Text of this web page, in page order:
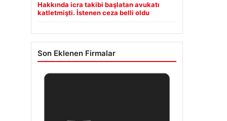
Hakkında icra takibi başlatan avukatı
katletmişti. İstenen ceza belli oldu
Son Eklenen Firmalar